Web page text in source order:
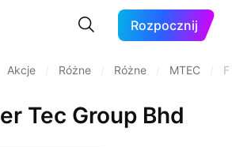
Rozpocznij
Akcje Różne Różne MTEC
Tec Group Bhd